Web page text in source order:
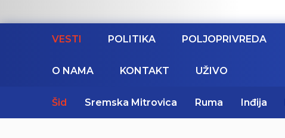
VESTI POLITIKA POLJOPRIVREDA
O NAMA KONTAKT UŽIVO
Šid Sremska Mitrovica Ruma Inđija